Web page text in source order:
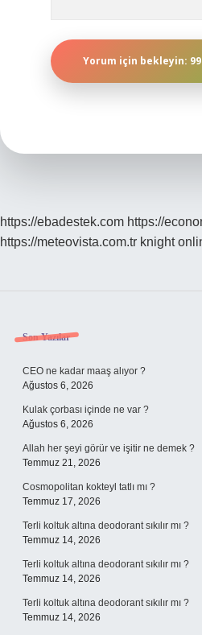
https://ebadestek.com https://
https://meteovista.com.tr knight
Sidebar
Son Yazılar
CEO ne kadar maaş alıyor ?
Ağustos 6, 2026
Kulak çorbası içinde ne var ?
Ağustos 6, 2026
Allah her şeyi görür ve işitir ne demek ?
Temmuz 21, 2026
Cosmopolitan kokteyl tatlı mı ?
Temmuz 17, 2026
Terli koltuk altına deodorant sıkılır mı ?
Temmuz 14, 2026
Terli koltuk altına deodorant sıkılır mı ?
Temmuz 14, 2026
Terli koltuk altına deodorant sıkılır mı ?
Temmuz 14, 2026